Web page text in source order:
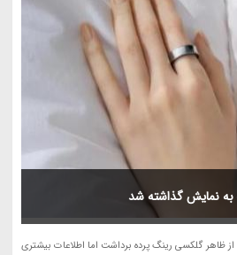
نمایش گذاشته شد
ظاهر گلکسی رینگ پرده برداشت اما اطلاعات بیشتری